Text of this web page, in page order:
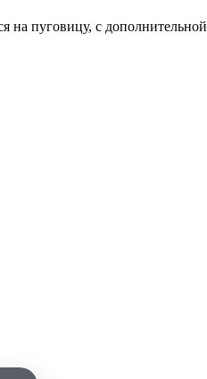
пуговицу, с